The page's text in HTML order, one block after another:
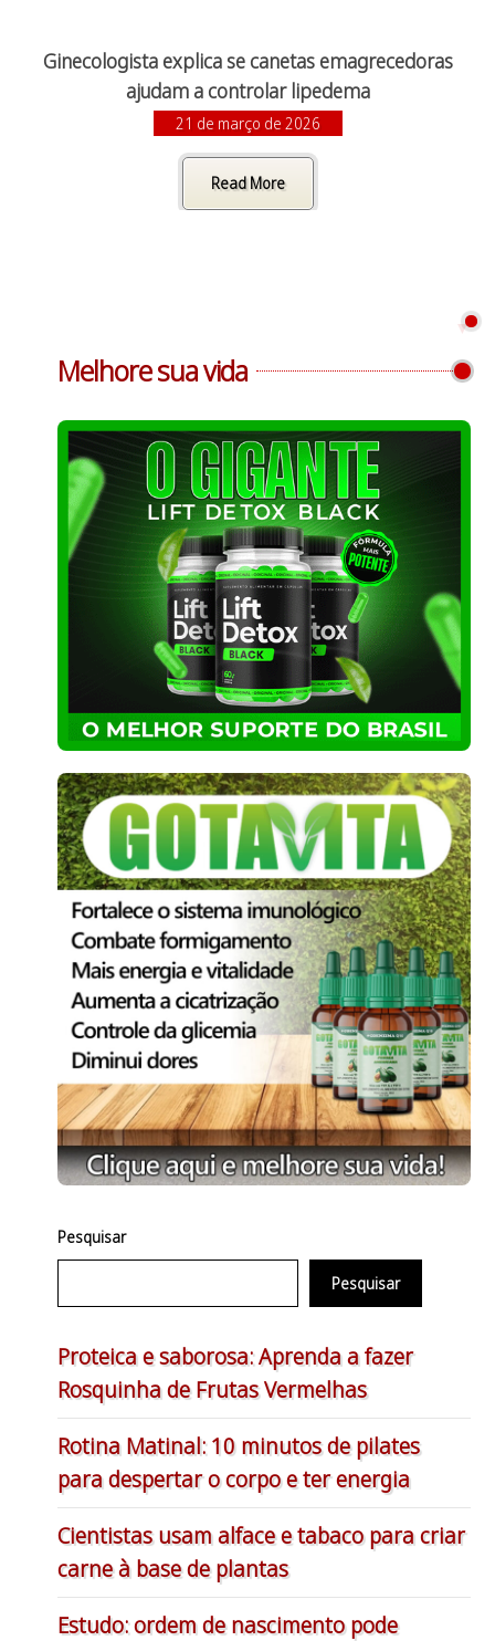
Ginecologista explica se canetas emagrecedoras
ajudam a controlar lipedema
21 de março de 2026
Read More
Melhore sua vida
Pesquisar
Pesquisar
Proteica e saborosa: Aprenda a fazer
Rosquinha de Frutas Vermelhas
Rotina Matinal: 10 minutos de pilates
para despertar o corpo e ter energia
Cientistas usam alface e tabaco para criar
carne à base de plantas
Estudo: ordem de nascimento pode